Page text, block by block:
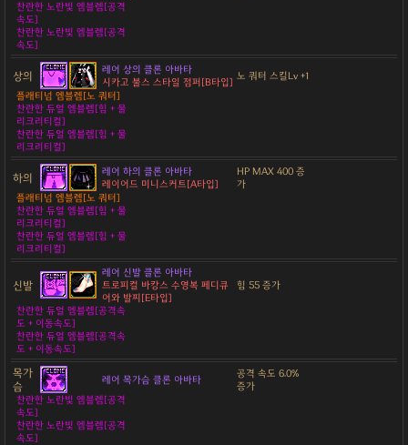
찬란한 노란빛 엠블렘[공격
속도]
찬란한 노란빛 엠블렘[공격
속도]
상의
레어 상의 클론 아바타
시카고 불스 스타일 점퍼[B타입] 노 쿼터 스킬Lv +1
플래티넘 엠블렘[노 쿼터]
찬란한 듀얼 엠블렘[힘 + 물
리크리티컬]
찬란한 듀얼 엠블렘[힘 + 물
리크리티컬]
하의
레어 하의 클론 아바타
레이어드 미니스커트[A타입]
HP MAX 400 증
가
플래티넘 엠블렘[노 쿼터]
찬란한 듀얼 엠블렘[힘 + 물
리크리티컬]
찬란한 듀얼 엠블렘[힘 + 물
리크리티컬]
신발
레어 신발 클론 아바타
트로피컬 바캉스 수영복 페디큐
어와 발찌[E타입]
힘 55 증가
찬란한 듀얼 엠블렘[공격속
도 + 이동속도]
찬란한 듀얼 엠블렘[공격속
도 + 이동속도]
목가
슴
레어 목가슴 클론 아바타
공격 속도 6.0%
증가
찬란한 노란빛 엠블렘[공격
속도]
찬란한 노란빛 엠블렘[공격
속도]